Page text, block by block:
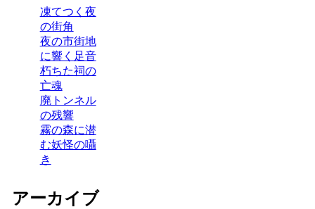
凍てつく夜
の街角
夜の市街地
に響く足音
朽ちた祠の
亡魂
廃トンネル
の残響
霧の森に潜
む妖怪の囁
き
アーカイブ